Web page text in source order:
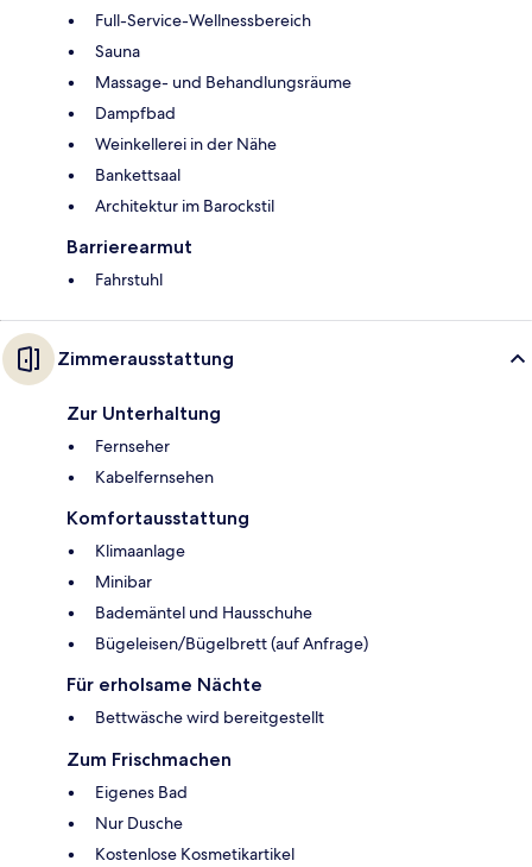
Full-Service-Wellnessbereich
Sauna
Massage- und Behandlungsräume
Dampfbad
Weinkellerei in der Nähe
Bankettsaal
Architektur im Barockstil
Barrierearmut
Fahrstuhl
Zimmerausstattung
Zur Unterhaltung
Fernseher
Kabelfernsehen
Komfortausstattung
Klimaanlage
Minibar
Bademäntel und Hausschuhe
Bügeleisen/Bügelbrett (auf Anfrage)
Für erholsame Nächte
Bettwäsche wird bereitgestellt
Zum Frischmachen
Eigenes Bad
Nur Dusche
Kostenlose Kosmetikartikel